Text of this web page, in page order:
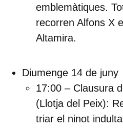
emblemàtiques.
recorren Alfons X
Altamira.
Diumenge 14 de juny
17:00 – Clausura
(Llotja del Peix):
triar el ninot